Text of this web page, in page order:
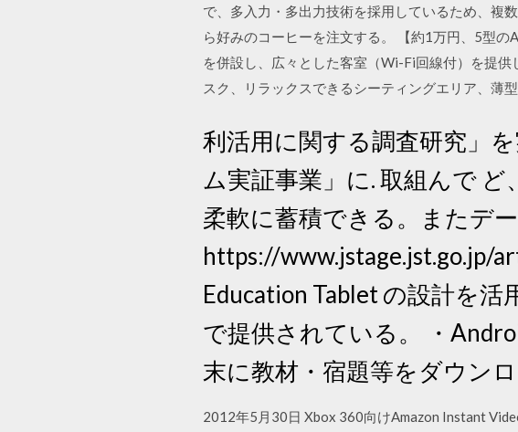
で、多入力・多出力技術を採用しているため、複
ら好みのコーヒーを注文する。 【約1万円、5型
を併設し、広々とした客室（Wi-Fi回線付）を提
スク、リラックスできるシーティングエリア、薄
利活用に関する調査研究」
ム実証事業」に. 取組んで
柔軟に蓄積できる。またデ
https://www.jstage.jst.go.jp/
Education Tablet の設計を
で提供されている。 ・
末に教材・宿題等をダウン
2012年5月30日 Xbox 360向けAmazon Instant